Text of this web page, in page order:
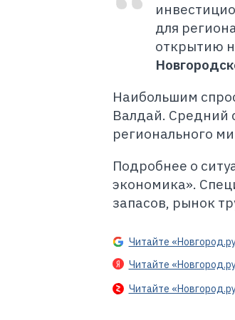
для
открытию
Наибольшим
Валдай. Средний
регионального
Подробнее о
экономика».
запасов, рынок
Читайте
Читайте
Читайте